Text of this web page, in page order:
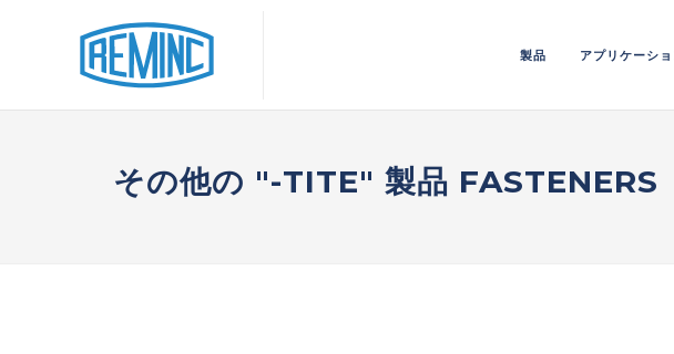
製品 アプリケーシ
その他の "-TITE" 製品 FASTENERS